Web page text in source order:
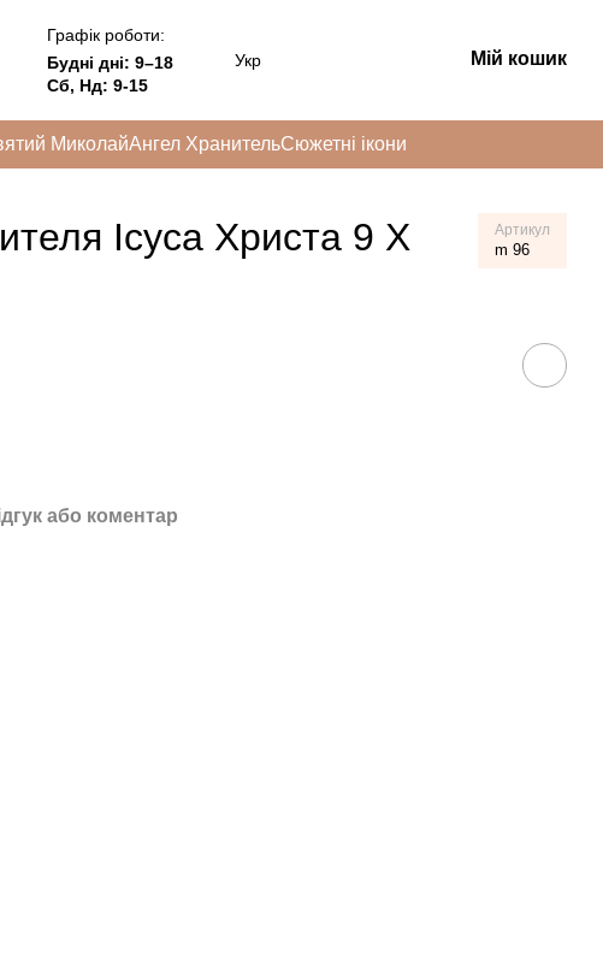
Графік роботи:
Будні дні: 9–18
Сб, Нд: 9-15
Укр Мій кошик
МиколайАнгел ХранительСюжетні ікони
Ісуса Христа 9 Х
Артикул
m 96
або коментар